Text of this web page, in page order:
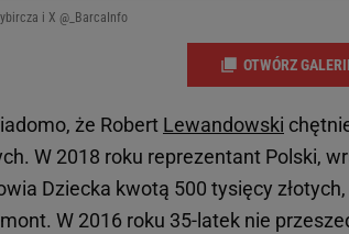
i X @_BarcaInfo
OTWÓRZ
że Robert Lewandowski
W 2018 roku reprezentant Polski,
Dziecka kwotą 500 tysięcy
W 2016 roku 35-latek nie